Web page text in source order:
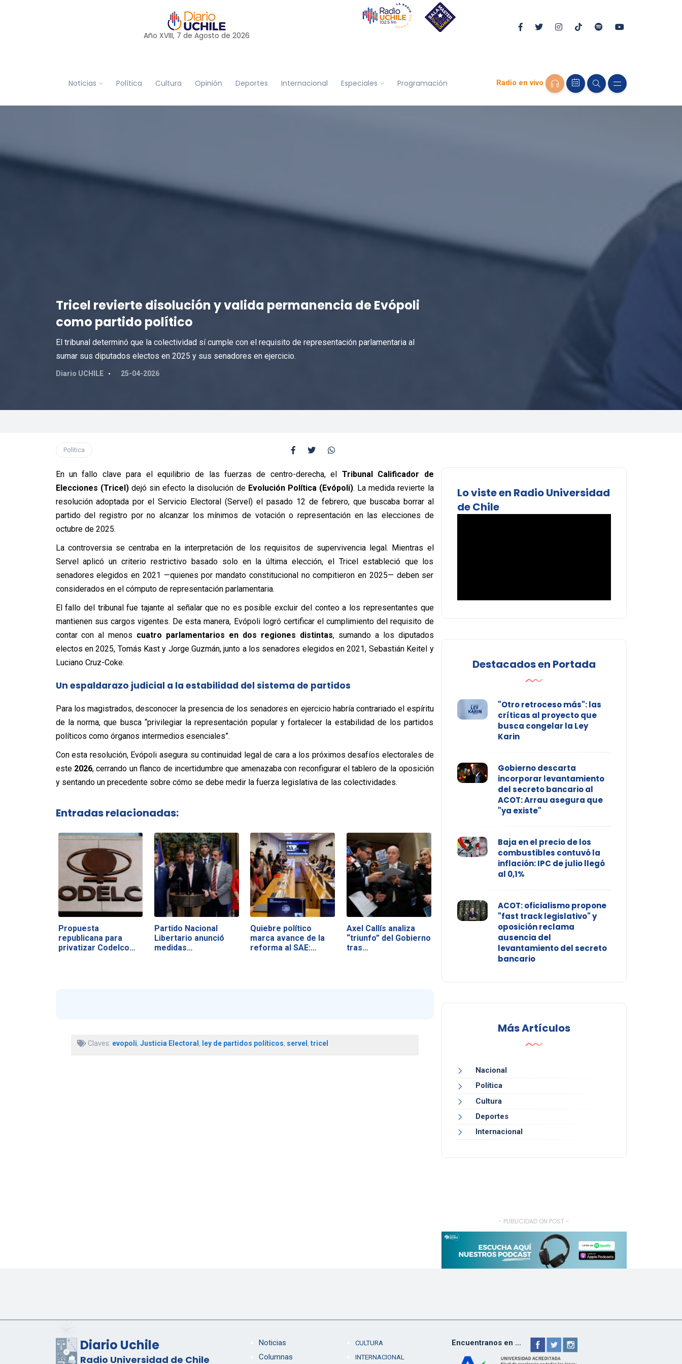
Año XVIII, 7 de Agosto de 2026
Noticias Política Cultura Opinión Deportes Internacional Especiales Programación Radio en vivo
Tricel revierte disolución y valida permanencia de Evópoli
como partido político
El tribunal determinó que la colectividad sí cumple con el requisito de representación parlamentaria al
sumar sus diputados electos en 2025 y sus senadores en ejercicio.
Diario UCHILE 25-04-2026
Política
En un fallo clave para el equilibrio de las fuerzas de centro-derecha, el Tribunal Calificador de
Elecciones (Tricel)dejó sin efecto la disolución de Evolución Política (Evópoli). La medida revierte la
resolución adoptada por el Servicio Electoral (Servel) el pasado 12 de febrero, que buscaba borrar al
partido del registro por no alcanzar los mínimos de votación o representación en las elecciones de
octubre de 2025.
La controversia se centraba en la interpretación de los requisitos de supervivencia legal. Mientras el
Servel aplicó un criterio restrictivo basado solo en la última elección, el Tricel estableció que los
senadores elegidos en 2021 —quienes por mandato constitucional no compitieron en 2025— deben ser
considerados en el cómputo de representación parlamentaria.
El fallo del tribunal fue tajante al señalar que no es posible excluir del conteo a los representantes que
mantienen sus cargos vigentes. De esta manera, Evópoli logró certificar el cumplimiento del requisito de
contar con al menos cuatro parlamentarios en dos regiones distintas, sumando a los diputados
electos en 2025, Tomás Kast y Jorge Guzmán, junto a los senadores elegidos en 2021, Sebastián Keitel y
Luciano Cruz-Coke.
Un espaldarazo judicial a la estabilidad del sistema de partidos
Para los magistrados, desconocer la presencia de los senadores en ejercicio habría contrariado el espíritu
de la norma, que busca “privilegiar la representación popular y fortalecer la estabilidad de los partidos
políticos como órganos intermedios esenciales”.
Con esta resolución, Evópoli asegura su continuidad legal de cara a los próximos desafíos electorales de
este 2026, cerrando un flanco de incertidumbre que amenazaba con reconfigurar el tablero de la oposición
y sentando un precedente sobre cómo se debe medir la fuerza legislativa de las colectividades.
Entradas relacionadas:
Propuesta
republicana para
privatizar Codelco
Partido Nacional
Libertario anunció
medidas…
Quiebre político
marca avance de la
reforma al SAE:…
Axel Callís analiza
“triunfo” del Gobierno
tras…
Claves: evopoli, Justicia Electoral , ley de partidos políticos, servel , tricel
Lo viste en Radio Universidad
de Chile
Destacados en Portada
"Otro retroceso más": las
críticas al proyecto que
busca congelar la Ley
Karin
Gobierno descarta
incorporar levantamiento
del secreto bancario al
ACOT: Arrau asegura que
"ya existe"
Baja en el precio de los
combustibles contuvó la
inflación: IPC de julio llegó
al 0,1%
ACOT: oficialismo propone
"fast track legislativo" y
oposición reclama
ausencia del
levantamiento del secreto
bancario
Más Artículos
Nacional
Política
Cultura
Deportes
Internacional
- PUBLICIDAD ON POST -
Diario Uchile
Radio Universidad de Chile
Noticias
Columnas
CULTURA
INTERNACIONAL
Encuentranos en ...